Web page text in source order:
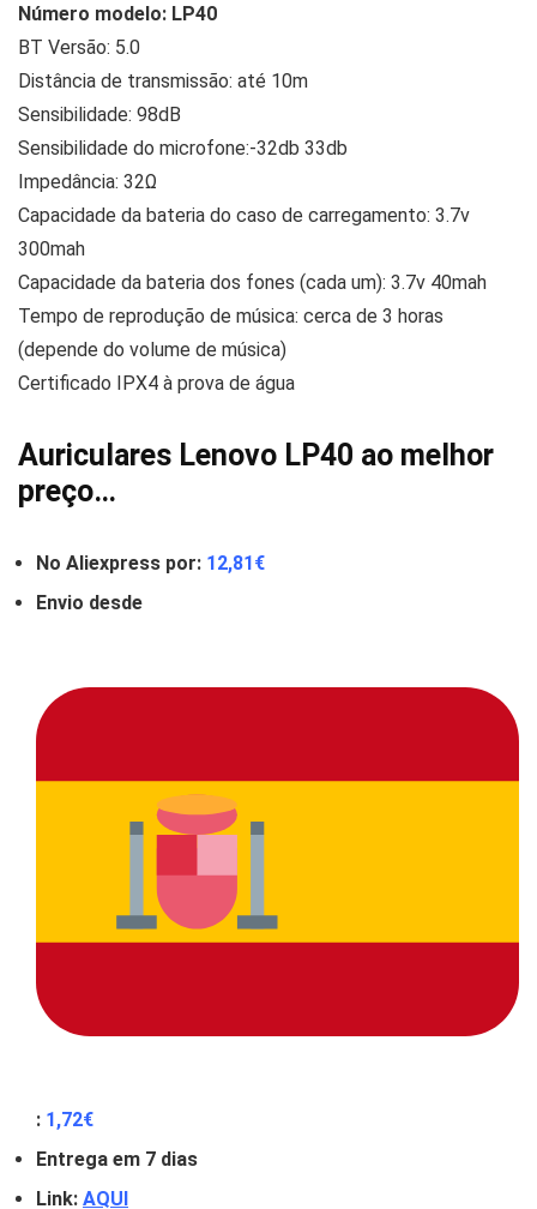
Número modelo: LP40
BT Versão: 5.0
Distância de transmissão: até 10m
Sensibilidade: 98dB
Sensibilidade do microfone:-32db 33db
Impedância: 32Ω
Capacidade da bateria do caso de carregamento: 3.7v
300mah
Capacidade da bateria dos fones (cada um): 3.7v 40mah
Tempo de reprodução de música: cerca de 3 horas
(depende do volume de música)
Certificado IPX4 à prova de água
Auriculares Lenovo LP40 ao melhor
preço…
No Aliexpress por: 12,81€
Envio desde
: 1,72€
Entrega em 7 dias
Link: AQUI